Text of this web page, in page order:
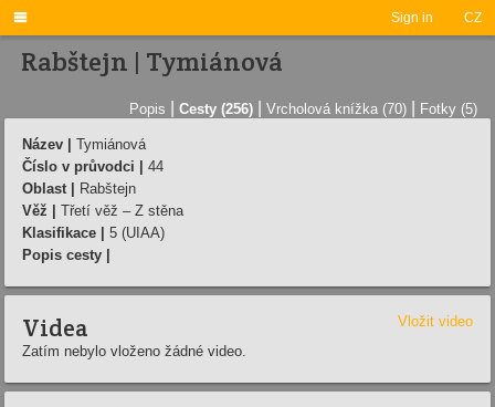
Sign in CZ

Rabštejn | Tymiánová
Popis Cesty (256) Vrcholová knížka (70) Fotky (5)
Název |
Tymiánová
Číslo v průvodci |
44
Oblast |
Rabštejn
Věž |
Třetí věž – Z stěna
Klasifikace |
5 (UIAA)
Popis cesty |
Videa
Vložit video
Zatím nebylo vloženo žádné video.